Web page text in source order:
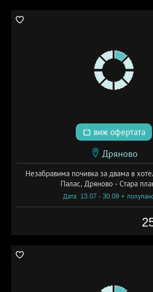
виж офертата
Дряново
Незабравима почивка за двама в
Палас, Дряново - Стара
Дата: 13.07 - 30.09 +